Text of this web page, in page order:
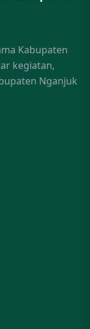
Kabupaten
kegiatan,
Nganjuk